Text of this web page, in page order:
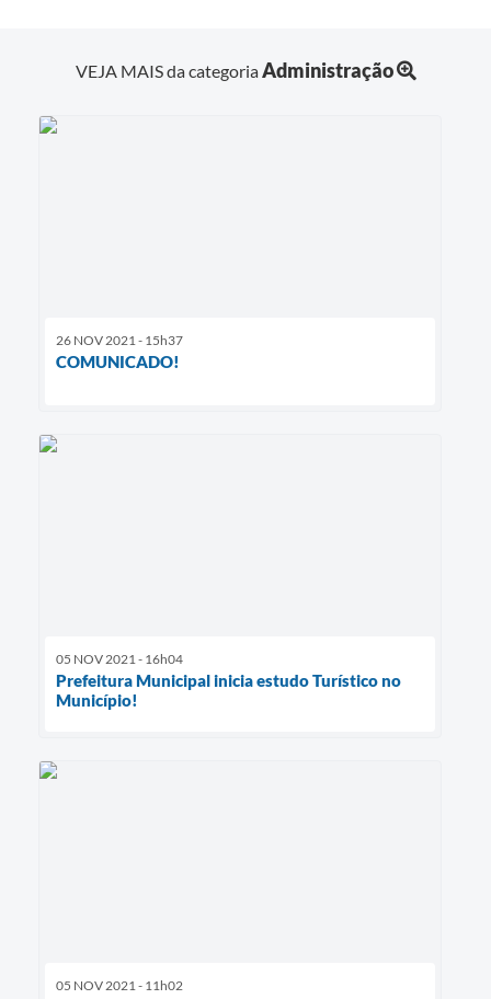
VEJA MAIS da categoriaAdministração
26 NOV 2021 - 15h37
COMUNICADO!
05 NOV 2021 - 16h04
Prefeitura Municipal inicia estudo Turístico no
Município!
05 NOV 2021 - 11h02